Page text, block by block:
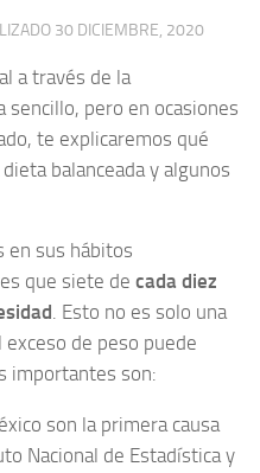
30 DICIEMBRE, 2020
a través de la
sencillo, pero en ocasiones
te explicaremos qué
balanceada y algunos
en sus hábitos
que siete de cada diez
. Esto no es solo una
de peso puede
importantes son:
son la primera causa
Nacional de Estadística y